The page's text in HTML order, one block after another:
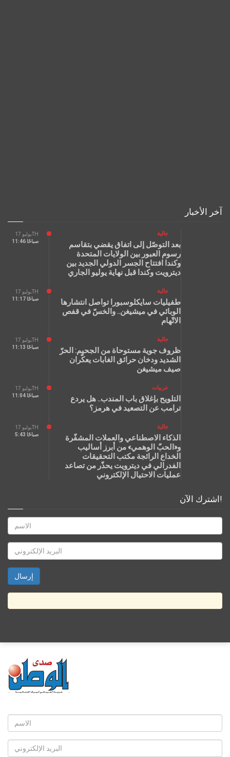
آخر الأخبار
يوليو 17TH
11:46 صباحًا
جالية
بعد التوصّل إلى اتفاق يقضي بتقاسم
رسوم العبور بين الولايات المتحدة
وكندا افتتاح الجسر الدولي الجديد بين
ديترويت وكندا قبل نهاية يوليو الجاري
يوليو 17TH
11:17 صباحًا
جالية
طفيليات سايكلوسبورا تواصل انتشارها
الوبائي في ميشيغن.. والخسّ في قفص
الاتّهام
يوليو 17TH
11:13 صباحًا
جالية
ظروف جوية مستوحاة من الجحيم: الحرّ
الشديد ودخان حرائق الغابات يعكّران
صيف ميشيغن
يوليو 17TH
11:04 صباحًا
عربيات
التلويح بإغلاق باب المندب.. هل يردع
ترامب عن التصعيد في هرمز؟
يوليو 17TH
5:43 صباحًا
جالية
الذكاء الاصطناعي والعملات المشفّرة
و«الحبّ الوهمي» من أبرز أساليب
الخداع الرائجة مكتب التحقيقات
الفدرالي في ديترويت يحذّر من تصاعد
عمليات الاحتيال الإلكتروني
اشترك الآن!